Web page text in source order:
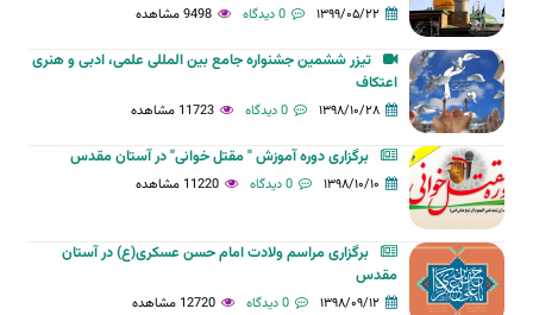
۱۳۹۹/۰۵/۲۲ 0 دیدگاه 9498 مشاهده
تیزر ششمین جشنواره جامع بین المللی علمی، ادبی و هنری
اعتکاف
۱۳۹۸/۱۰/۲۸ 0 دیدگاه 11723 مشاهده
برگزاری دوره آموزش " مقتل خوانی" در آستان مقدس
۱۳۹۸/۱۰/۱۰ 0 دیدگاه 11220 مشاهده
برگزاری مراسم ولادت امام حسن عسکری(ع) در آستان
مقدس
۱۳۹۸/۰۹/۱۲ 0 دیدگاه 12720 مشاهده